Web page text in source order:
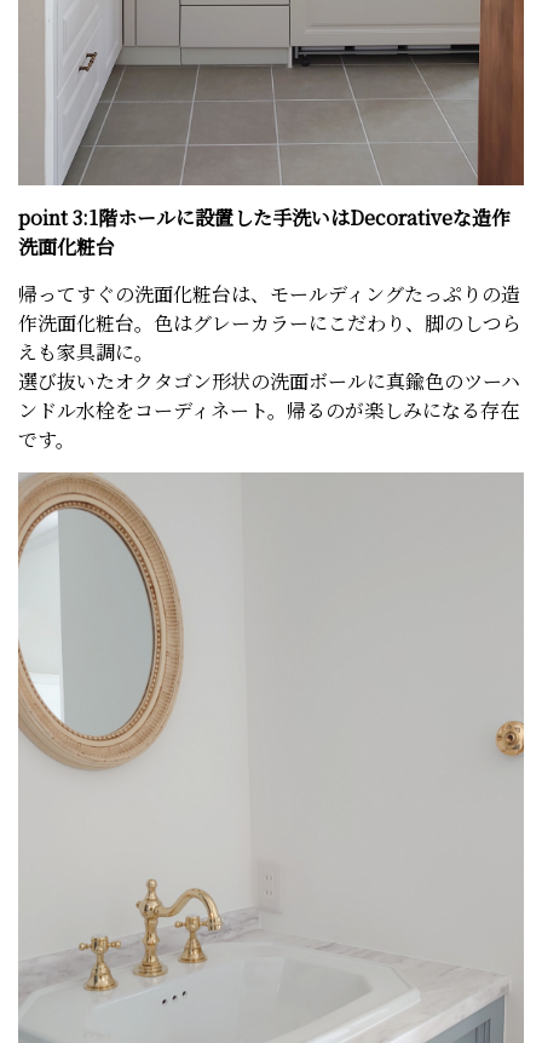
point 3:1階ホールに設置した手洗いはDecorativeな造作
洗面化粧台
帰ってすぐの洗面化粧台は、モールディングたっぷりの造
作洗面化粧台。色はグレーカラーにこだわり、脚のしつら
えも家具調に。
選び抜いたオクタゴン形状の洗面ボールに真鍮色のツーハ
ンドル水栓をコーディネート。帰るのが楽しみになる存在
です。